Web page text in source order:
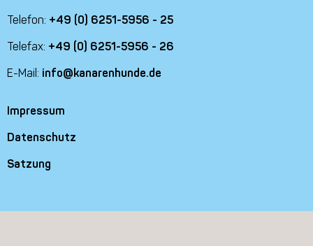
Telefon: +49 (0) 6251-5956 - 25
Telefax: +49 (0) 6251-5956 - 26
E-Mail: info@kanarenhunde.de
Impressum
Datenschutz
Satzung